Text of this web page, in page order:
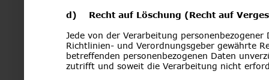
d)    Recht auf Löschung (Recht auf
Jede von der Verarbeitung
Richtlinien- und Verordnungsgeber gewährte
betreffenden personenbezogenen Daten
zutrifft und soweit die Verarbeitung nicht